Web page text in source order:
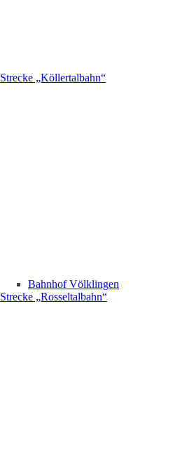
Strecke „Köllertalbahn“
Bahnhof Völklingen
Strecke „Rosseltalbahn“